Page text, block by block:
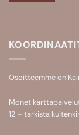
Osoitteemme on
Monet
12 – tarkista